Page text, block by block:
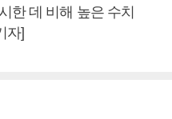
한 데 비해 높은 수치
자]